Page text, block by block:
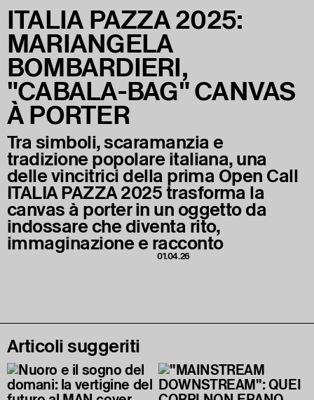
ITALIA PAZZA 2025:
MARIANGELA
BOMBARDIERI,
"CABALA-BAG" CANVAS
À PORTER
Tra simboli, scaramanzia e
tradizione popolare italiana, una
delle vincitrici della prima Open Call
ITALIA PAZZA 2025 trasforma la
canvas à porter in un oggetto da
indossare che diventa rito,
immaginazione e racconto
01.04.26
Articoli suggeriti